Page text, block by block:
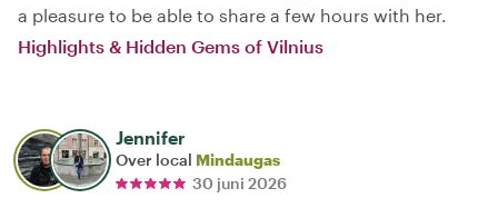
a pleasure to be able to share a few hours with her.
Highlights & Hidden Gems of Vilnius
Jennifer
Over local Mindaugas
30 juni 2026